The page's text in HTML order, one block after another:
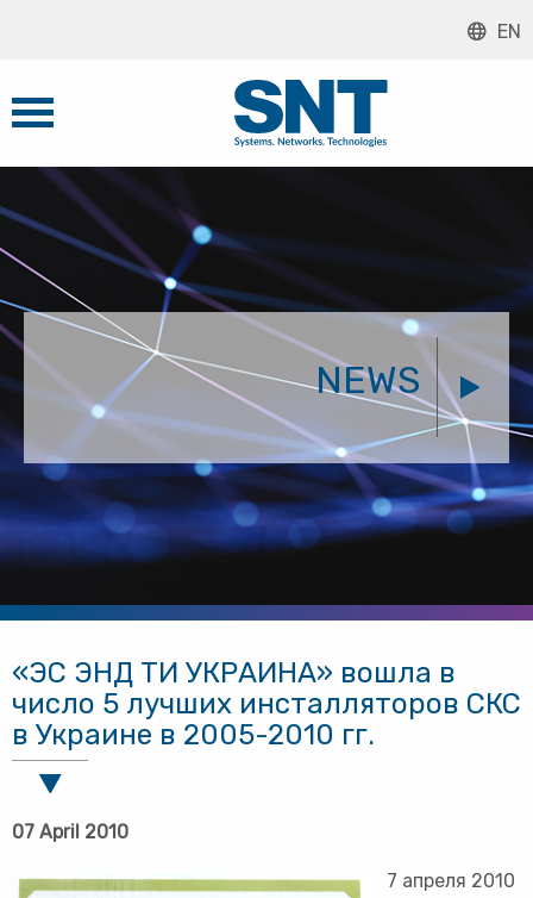
EN
NEWS
«ЭС ЭНД ТИ УКРАИНА» вошла в
число 5 лучших инсталляторов СКС
в Украине в 2005-2010 гг.
07 April 2010
7 апреля 2010